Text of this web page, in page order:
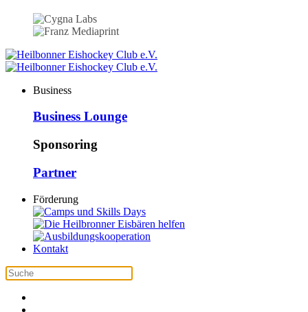
Business
Business Lounge
Sponsoring
Partner
Förderung
Kontakt